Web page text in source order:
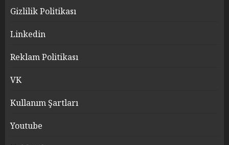
Gizlilik Politikası
Linkedin
Reklam Politikası
VK
Kullanım Şartları
Youtube